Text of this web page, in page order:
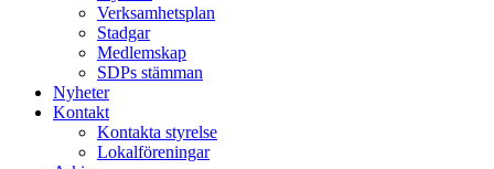
Verksamhetsplan
Stadgar
Medlemskap
SDPs stämman
Nyheter
Kontakt
Kontakta styrelse
Lokalföreningar